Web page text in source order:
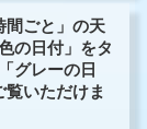
間ごと」の天
の日付」をタ
グレーの日
いただけま